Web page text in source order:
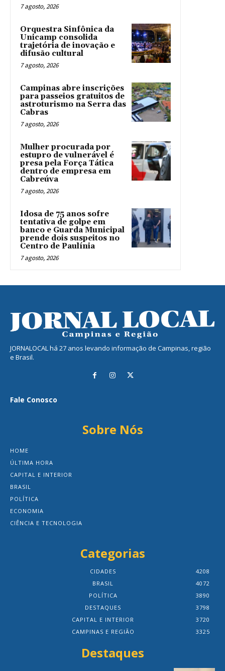
7 agosto, 2026
Orquestra Sinfônica da
Unicamp consolida
trajetória de inovação e
difusão cultural
7 agosto, 2026
Campinas abre inscrições
para passeios gratuitos de
astroturismo na Serra das
Cabras
7 agosto, 2026
Mulher procurada por
estupro de vulnerável é
presa pela Força Tática
dentro de empresa em
Cabreúva
7 agosto, 2026
Idosa de 75 anos sofre
tentativa de golpe em
banco e Guarda Municipal
prende dois suspeitos no
Centro de Paulínia
7 agosto, 2026
JORNALOCAL há 27 anos levando informação de Campinas, região
e Brasil.
Fale Conosco
Sobre Nós
HOME
ÚLTIMA HORA
CAPITAL E INTERIOR
BRASIL
POLÍTICA
ECONOMIA
CIÊNCIA E TECNOLOGIA
Categorias
CIDADES
4208
BRASIL
4072
POLÍTICA
3890
DESTAQUES
3798
CAPITAL E INTERIOR
3720
CAMPINAS E REGIÃO
3325
Destaques